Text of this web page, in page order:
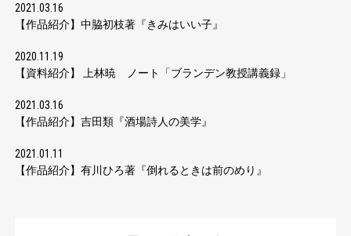
2021.03.16
【作品紹介】中脇初枝著『きみはいい子』
2020.11.19
【資料紹介】 上林暁 ノート「ブランデン教授講義録」
2021.03.16
【作品紹介】吉田類『酒場詩人の美学』
2021.01.11
【作品紹介】有川ひろ著『倒れるときは前のめり』